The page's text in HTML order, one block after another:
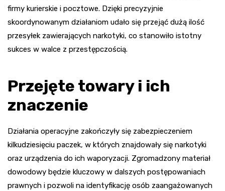
firmy kurierskie i pocztowe. Dzięki precyzyjnie
skoordynowanym działaniom udało się przejąć dużą ilość
przesyłek zawierających narkotyki, co stanowiło istotny
sukces w walce z przestępczością.
Przejęte towary i ich
znaczenie
Działania operacyjne zakończyły się zabezpieczeniem
kilkudziesięciu paczek, w których znajdowały się narkotyki
oraz urządzenia do ich waporyzacji. Zgromadzony materiał
dowodowy będzie kluczowy w dalszych postępowaniach
prawnych i pozwoli na identyfikację osób zaangażowanych